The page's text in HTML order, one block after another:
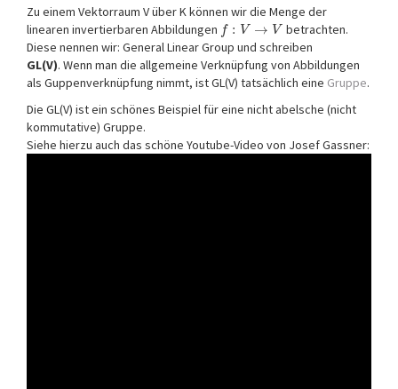
Zu einem Vektorraum V über K können wir die Menge der
linearen invertierbaren Abbildungen f : V → V betrachten.
Diese nennen wir: General Linear Group und schreiben
GL(V). Wenn man die allgemeine Verknüpfung von Abbildungen
als Guppenverknüpfung nimmt, ist GL(V) tatsächlich eine Gruppe.
Die GL(V) ist ein schönes Beispiel für eine nicht abelsche (nicht
kommutative) Gruppe.
Siehe hierzu auch das schöne Youtube-Video von Josef Gassner: